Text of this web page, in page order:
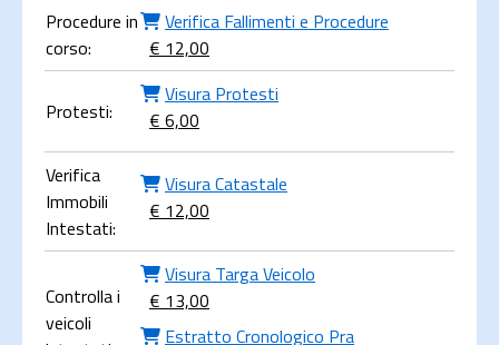
Procedure in
corso:
Verifica Fallimenti e Procedure
€ 12,00
Protesti:
Visura Protesti
€ 6,00
Verifica
Immobili
Intestati:
Visura Catastale
€ 12,00
Controlla i
veicoli
Visura Targa Veicolo
€ 13,00
Estratto Cronologico Pra